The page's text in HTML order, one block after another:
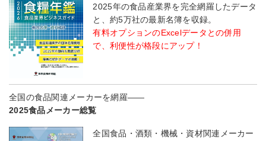
2025年の食品産業界を完全網羅したデータ
と、約5万社の最新名簿を収録。
有料オプションのExcelデータとの併用
で、利便性が格段にアップ！
全国の食品関連メーカーを網羅――
2025食品メーカー総覧
全国食品・酒類・機械・資材関連メーカー